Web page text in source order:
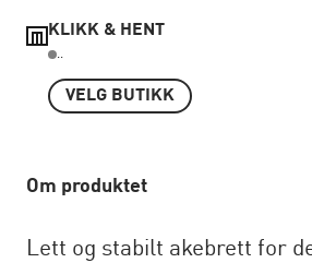
KLIKK & HENT
..
VELG BUTIKK
Om produktet
Lett og stabilt akebrett for